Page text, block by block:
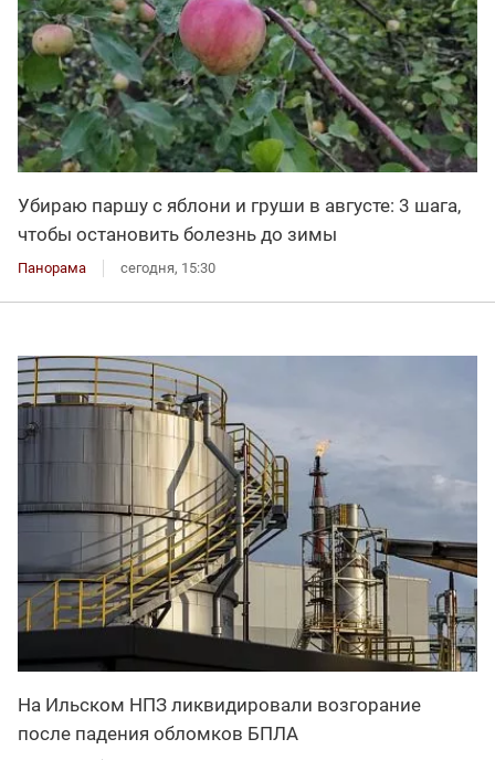
Убираю паршу с яблони и груши в августе: 3 шага,
чтобы остановить болезнь до зимы
Панорама сегодня, 15:30
На Ильском НПЗ ликвидировали возгорание
после падения обломков БПЛА